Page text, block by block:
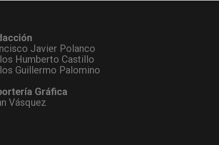
Javier Polanco
Humberto Castillo
Guillermo Palomino
Gráfica
Vásquez